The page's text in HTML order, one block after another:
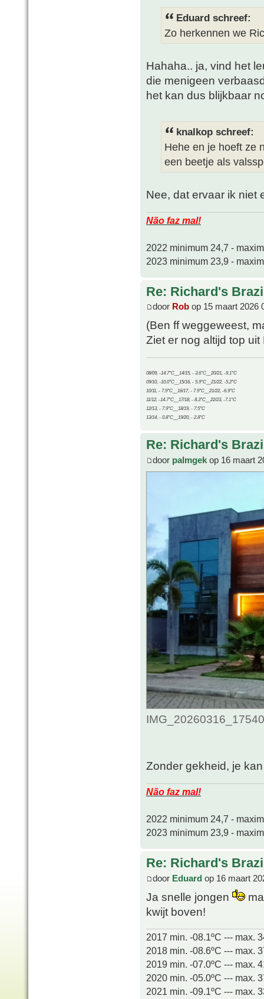
Eduard schreef:
Zo herkennen we
Hahaha.. ja, vind het
die menigeen
het kan dus blijkbaar
knalkop schreef:
Hehe en je hoeft ze
een beetje als
Nee, dat ervaar ik niet
Não faz mal!
2022 minimum 24,7 -
2023 minimum 23,9 -
Re: Richard's
door Rob op 15 maart 2026
(Ben ff weggeweest,
Ziet er nog altijd top
08/09, -14.7°C__14/15, - 3.6°C__20/21, -9.1°C
09/10, -10.0°C__15/16, - 5.9°C__21/22, -5.2°C
10/11, - 7.9°C__16/17, - 7.9°C__21/22, -6.9°C
11/12, -14.7°C__17/18, - 8.3°C__22/23, -7.1°C
12/13, - 7.9°C__18/19, - 7.5°C
13/14, - 0.8°C__19/20, - 2.8°C
Re: Richard's
door palmgek op 16 maart
Zonder gekheid, je
Não faz mal!
2022 minimum 24,7 -
2023 minimum 23,9 -
Re: Richard's
door Eduard op 16 maart
Ja snelle jongen
kwijt boven!
2017 min. -08.1ºC --- max.
2018 min. -08.6ºC --- max.
2019 min. -07.0ºC --- max.
2020 min. -05.0ºC --- max.
2021 min. -09.1ºC --- max.